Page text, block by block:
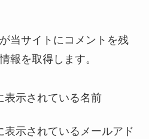
当サイトにコメントを残
報を取得します。
表示されている名前
表示されているメールアド